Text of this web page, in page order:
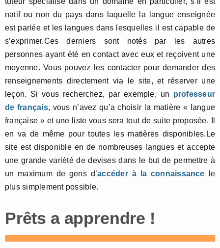
natif ou non du pays dans laquelle la langue enseignée
est parlée et les langues dans lesquelles il est capable de
s’exprimer.Ces derniers sont notés par les autres
personnes ayant été en contact avec eux et reçoivent une
moyenne. Vous pouvez les contacter pour demander des
renseignements directement via le site, et réserver une
leçon. Si vous recherchez, par exemple, un professeur
de français, vous n’avez qu’a choisir la matière « langue
française » et une liste vous sera tout de suite proposée. Il
en va de même pour toutes les matières disponibles.Le
site est disponible en de nombreuses langues et accepte
une grande variété de devises dans le but de permettre à
un maximum de gens d’accéder à la connaissance le
plus simplement possible.
Prêts a apprendre !